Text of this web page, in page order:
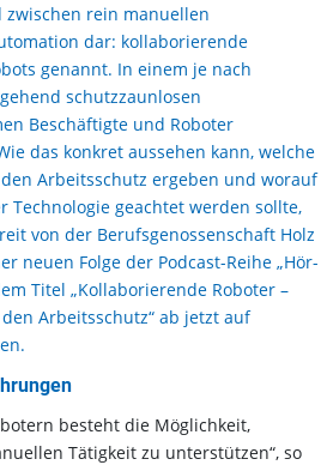
rein manuellen
dar: kollaborierende
genannt. In einem je nach
schutzzaunlosen
Beschäftigte und Roboter
das konkret aussehen kann, welche
Arbeitsschutz ergeben und worauf
Technologie geachtet werden sollte,
von der Berufsgenossenschaft Holz
neuen Folge der Podcast-Reihe „Hör-
Titel „Kollaborierende Roboter –
Arbeitsschutz“ ab jetzt auf
besteht die Möglichkeit,
Tätigkeit zu unterstützen“, so